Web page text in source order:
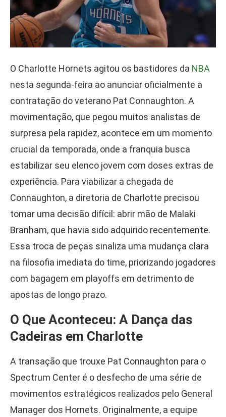
O Charlotte Hornets agitou os bastidores da NBA
nesta segunda-feira ao anunciar oficialmente a
contratação do veterano Pat Connaughton. A
movimentação, que pegou muitos analistas de
surpresa pela rapidez, acontece em um momento
crucial da temporada, onde a franquia busca
estabilizar seu elenco jovem com doses extras de
experiência. Para viabilizar a chegada de
Connaughton, a diretoria de Charlotte precisou
tomar uma decisão difícil: abrir mão de Malaki
Branham, que havia sido adquirido recentemente.
Essa troca de peças sinaliza uma mudança clara
na filosofia imediata do time, priorizando jogadores
com bagagem em playoffs em detrimento de
apostas de longo prazo.
O Que Aconteceu: A Dança das
Cadeiras em Charlotte
A transação que trouxe Pat Connaughton para o
Spectrum Center é o desfecho de uma série de
movimentos estratégicos realizados pelo General
Manager dos Hornets. Originalmente, a equipe